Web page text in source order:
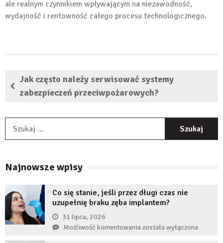
ale realnym czynnikiem wpływającym na niezawodność,
wydajność i rentowność całego procesu technologicznego.
Jak często należy serwisować systemy
zabezpieczeń przeciwpożarowych?
Najnowsze wpisy
Co się stanie, jeśli przez długi czas nie
uzupełnię braku zęba implantem?
31 lipca, 2026
Możliwość komentowaniaCo
została wyłączona